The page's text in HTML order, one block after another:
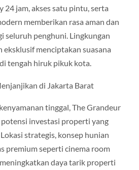
24 jam, akses satu pintu, serta
memberikan rasa aman dan
seluruh penghuni. Lingkungan
eksklusif menciptakan suasana
tengah hiruk pikuk kota.
di Jakarta Barat
tinggal, The Grandeur
investasi properti yang
strategis, konsep hunian
premium seperti cinema room
daya tarik properti